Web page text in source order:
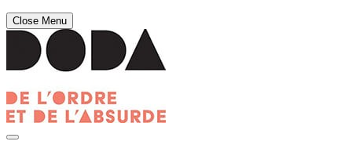
Close Menu